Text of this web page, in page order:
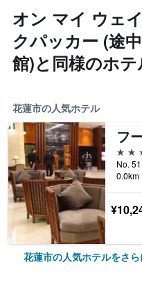
オン マイ ウェ
クパッカー (途
館)と同様のホテ
花蓮市の人気ホテル
4つ
0.0km
花蓮市の人気ホテルをさ